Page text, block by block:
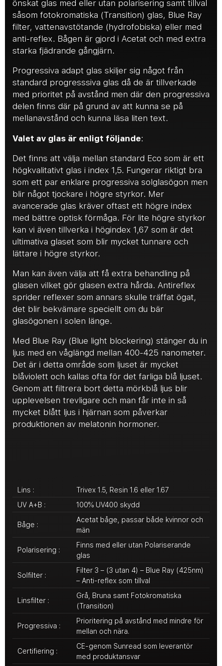
önskat glas med eller utan polarisering samt tillval
såsom fotokromatiska (Transition) glas, Blue Ray
filter, vattenavstötande (hydrofobiska) eller med
anti-reflex. Bågen är gjord i Acetat och med extra
starka fjädrande gångjärn.
Progressiva adapt glas skiljer sig något från
standard progresssiva glas då de är tillverkade
med prioritet på avstånd men där den progressiva
delen finns där på grund av att kunna se på
mellanavstånd och kunna läsa liten text.
Valet av glas är enligt följande:
Det finns att välja mellan standard Eco som är ett
högkvalitativt glas i index 1,5. Fungerar riktigt bra
som ett par enklare progressiva solglasögon men
blir något tjockare i högre styrkor. Mer
avancerade glas kräver oftast ett högre index
med bättre optisk förmåga. För lite högre styrkor
kan vi även tillverka i högindex 1,67 som är det
ultimativa glaset som blir mycket tunnare och
lättare i högre styrkor.
Man kan även välja att få extra behandling på
glasen vilket gör glasen extra hårda. Antireflex
sprider reflexer som annars skulle träffat ögat,
det blir bekvämare speciellt om du bär
glasögonen i solen länge.
Med Blue Ray (Blue light blockering) stänger du in
ljus med en våglängd mellan 400-425 nanometer.
Det är i detta område som ljuset är mycket
blåviolett och kallas ofta för det farliga blå ljuset.
Genom att filtrera bort detta mörkblå ljus blir
upplevelsen trevligare och man får inte in så
mycket blått ljus i hjärnan som påverkar
produktionen av melatonin hormoner.
Lins :
Trivex 1.5, Resin 1.6 eller 1.67
UV A+B :
100% UV400 skydd
Båge :
Acetat båge, passar både kvinnor och
män
Polarisering :
Finns med eller utan Polariserande
glas
Solfilter :
Filter 3 – (3 utan 4) – Blue Ray (425nm)
– Anti-reflex som tillval
Linsfilter :
Grå, Bruna samt Fotokromatiska
(Transition)
Progressiva :
Prioritering på avstånd med mindre för
mellan och nära.
Certifiering :
CE-genom Sunread som leverantör
med produktansvar